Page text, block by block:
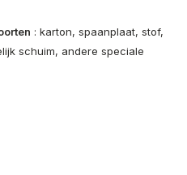
: karton, spaanplaat, stof,
schuim, andere speciale